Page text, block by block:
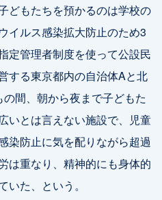
どもたちを預かるのは学校の
イルス感染拡大防止のため3
定管理者制度を使って公設民
する東京都内の自治体Aと北
間、朝から夜まで子どもた
いとは言えない施設で、児童
染防止に気を配りながら超過
は重なり、精神的にも身体的
た、という。